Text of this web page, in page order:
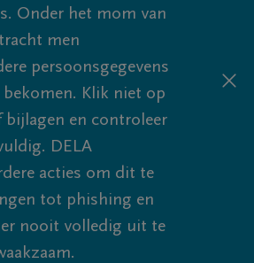
Onder het mom van
men
persoonsgegevens
Klik niet op
bijlagen en controleer
DELA
acties om dit te
tot phishing en
nooit volledig uit te